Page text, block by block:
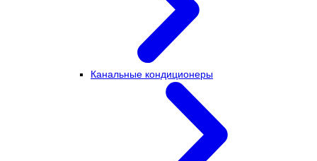
Канальные кондиционеры